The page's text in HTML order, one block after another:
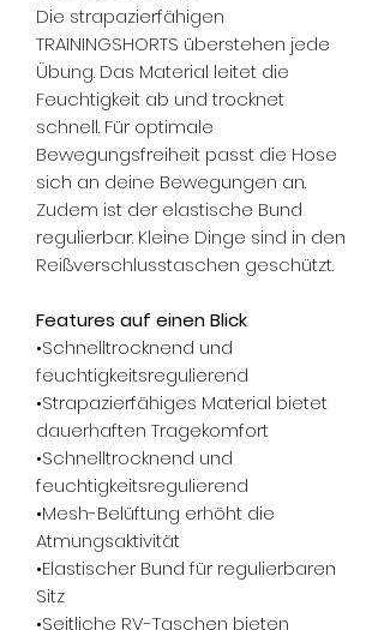
Die strapazierfähigen
TRAININGSHORTS überstehen jede
Übung. Das Material leitet die
Feuchtigkeit ab und trocknet
schnell. Für optimale
Bewegungsfreiheit passt die Hose
sich an deine Bewegungen an.
Zudem ist der elastische Bund
regulierbar. Kleine Dinge sind in den
Reißverschlusstaschen geschützt.
Features auf einen Blick
•Schnelltrocknend und
feuchtigkeitsregulierend
•Strapazierfähiges Material bietet
dauerhaften Tragekomfort
•Schnelltrocknend und
feuchtigkeitsregulierend
•Mesh-Belüftung erhöht die
Atmungsaktivität
•Elastischer Bund für regulierbaren
Sitz
•Seitliche RV-Taschen bieten